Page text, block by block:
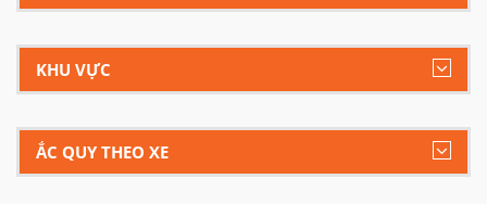
KHU VỰC
ẮC QUY THEO XE